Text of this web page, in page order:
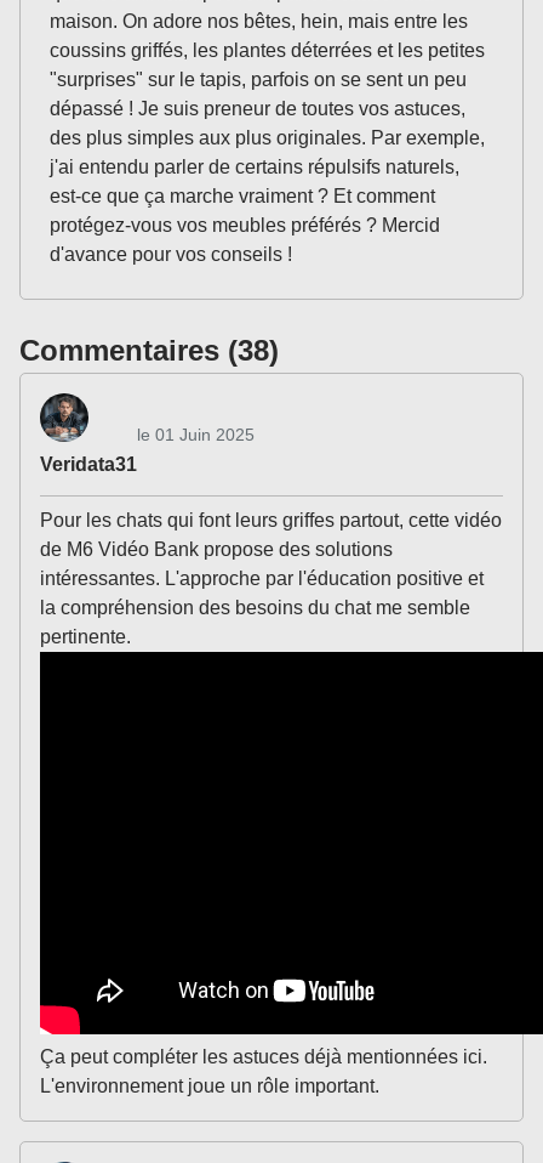
maison. On adore nos bêtes, hein, mais entre les
coussins griffés, les plantes déterrées et les petites
"surprises" sur le tapis, parfois on se sent un peu
dépassé ! Je suis preneur de toutes vos astuces,
des plus simples aux plus originales. Par exemple,
j'ai entendu parler de certains répulsifs naturels,
est-ce que ça marche vraiment ? Et comment
protégez-vous vos meubles préférés ? Mercid
d'avance pour vos conseils !
Commentaires (38)
Veridata31
le 01 Juin 2025
Pour les chats qui font leurs griffes partout, cette vidéo
de M6 Vidéo Bank propose des solutions
intéressantes. L'approche par l'éducation positive et
la compréhension des besoins du chat me semble
pertinente.
Ça peut compléter les astuces déjà mentionnées ici.
L'environnement joue un rôle important.